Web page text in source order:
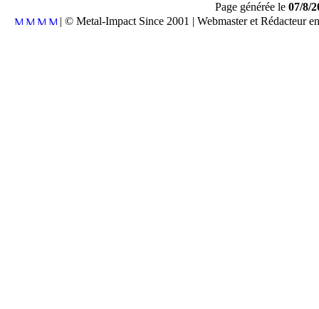
Page générée le 07/8/
| © Metal-Impact Since 2001 | Webmaster et Rédacteur